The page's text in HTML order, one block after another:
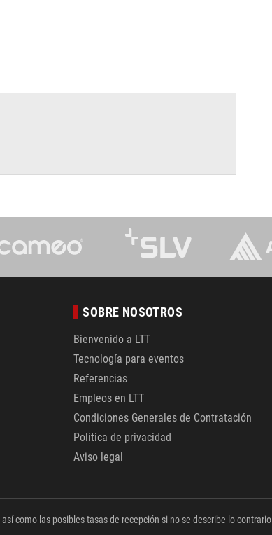
SOBRE NOSOTROS
Bienvenido a LTT
Tecnología para eventos
Referencias
Empleos en LTT
Condiciones Generales de Contratación
Política de privacidad
Aviso legal
así como las posibles tasas de recepción si no se describe lo contrario